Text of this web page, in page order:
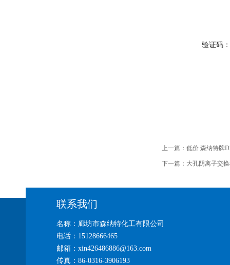
验证码：
上一篇： 低价 森纳特牌
下一篇： 大孔阴离子交
联系我们
名称：廊坊市森纳特化工有限公司
电话：15128666465
邮箱：xin426486886@163.com
传真：86-0316-3906193